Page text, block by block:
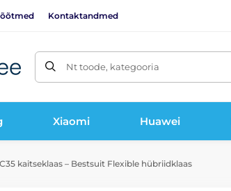
Kontaktandmed
Nt toode, kategooria
Xiaomi Huawei
kaitseklaas – Bestsuit Flexible hübriidklaas